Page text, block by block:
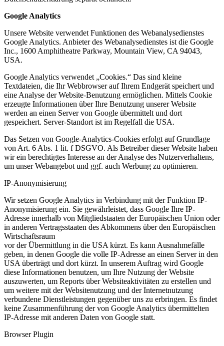
Google Analytics
Unsere Website verwendet Funktionen des Webanalysedienstes
Google Analytics. Anbieter des Webanalysedienstes ist die Google
Inc., 1600 Amphitheatre Parkway, Mountain View, CA 94043,
USA.
Google Analytics verwendet „Cookies.“ Das sind kleine
Textdateien, die Ihr Webbrowser auf Ihrem Endgerät speichert und
eine Analyse der Website-Benutzung ermöglichen. Mittels Cookie
erzeugte Informationen über Ihre Benutzung unserer Website
werden an einen Server von Google übermittelt und dort
gespeichert. Server-Standort ist im Regelfall die USA.
Das Setzen von Google-Analytics-Cookies erfolgt auf Grundlage
von Art. 6 Abs. 1 lit. f DSGVO. Als Betreiber dieser Website haben
wir ein berechtigtes Interesse an der Analyse des Nutzerverhaltens,
um unser Webangebot und ggf. auch Werbung zu optimieren.
IP-Anonymisierung
Wir setzen Google Analytics in Verbindung mit der Funktion IP-
Anonymisierung ein. Sie gewährleistet, dass Google Ihre IP-
Adresse innerhalb von Mitgliedstaaten der Europäischen Union oder
in anderen Vertragsstaaten des Abkommens über den Europäischen
Wirtschaftsraum
vor der Übermittlung in die USA kürzt. Es kann Ausnahmefälle
geben, in denen Google die volle IP-Adresse an einen Server in den
USA überträgt und dort kürzt. In unserem Auftrag wird Google
diese Informationen benutzen, um Ihre Nutzung der Website
auszuwerten, um Reports über Websiteaktivitäten zu erstellen und
um weitere mit der Websitenutzung und der Internetnutzung
verbundene Dienstleistungen gegenüber uns zu erbringen. Es findet
keine Zusammenführung der von Google Analytics übermittelten
IP-Adresse mit anderen Daten von Google statt.
Browser Plugin